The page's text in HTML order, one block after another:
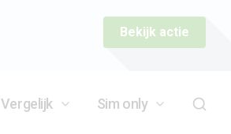
Bekijk actie
Vergelijk Sim only